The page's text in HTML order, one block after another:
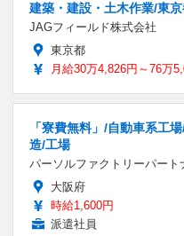
建築・建設・土木作業/東
JAGフィールド株式会社
東京都
月給30万4,826円～76万
「寮費無料」/自動車系工
造/工場
パーソルファクトリーパート
大阪府
時給1,600円
派遣社員